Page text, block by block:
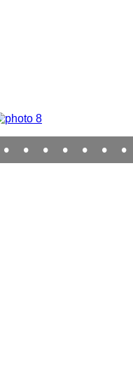
• • • • • • •